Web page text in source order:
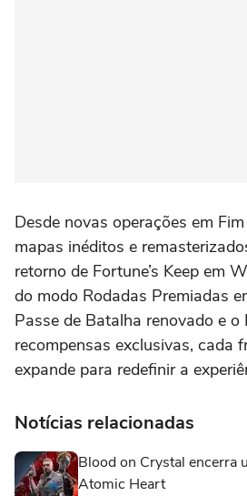
Desde novas operações em
mapas inéditos e
retorno de Fortune’s Keep em
do modo Rodadas Premiadas
Passe de Batalha renovado e o
recompensas exclusivas, cada
expande para redefinir a
Notícias relacionadas
Blood on Crystal encerra
Atomic Heart